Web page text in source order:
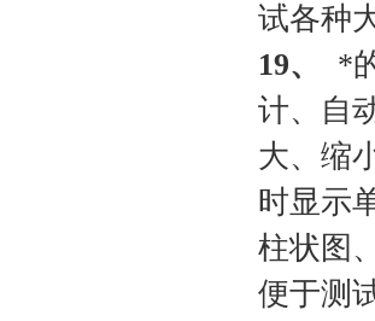
试各种
19、 *
计、自
大、缩
时显示
柱状图
便于测